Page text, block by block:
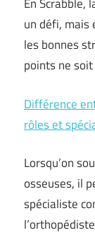
un défi, mais
les bonnes
points ne
Différence
rôles et
Lorsqu’on
osseuses, il
spécialiste